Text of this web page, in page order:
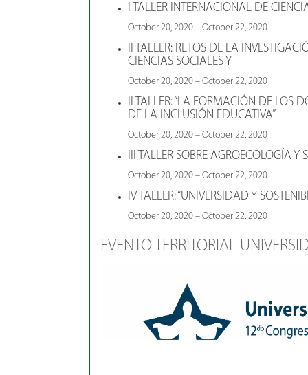
I TALLER INTERNACIONAL DE
October 20, 2020 – October 22, 2020
II TALLER: RETOS DE LA
CIENCIAS SOCIALES Y
October 20, 2020 – October 22, 2020
II TALLER: “LA FORMACIÓN DE LOS
DE LA INCLUSIÓN EDUCATIVA”
October 20, 2020 – October 22, 2020
III TALLER SOBRE AGROECOLOGÍA
October 20, 2020 – October 22, 2020
IV TALLER: “UNIVERSIDAD Y
October 20, 2020 – October 22, 2020
EVENTO TERRITORIAL